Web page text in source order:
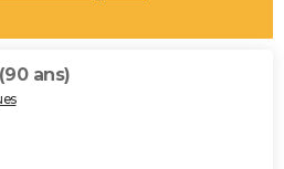
(90 ans)